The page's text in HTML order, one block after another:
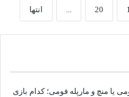
20
... انتها
یا منچ و مارپله فومی؛ کدام بازی